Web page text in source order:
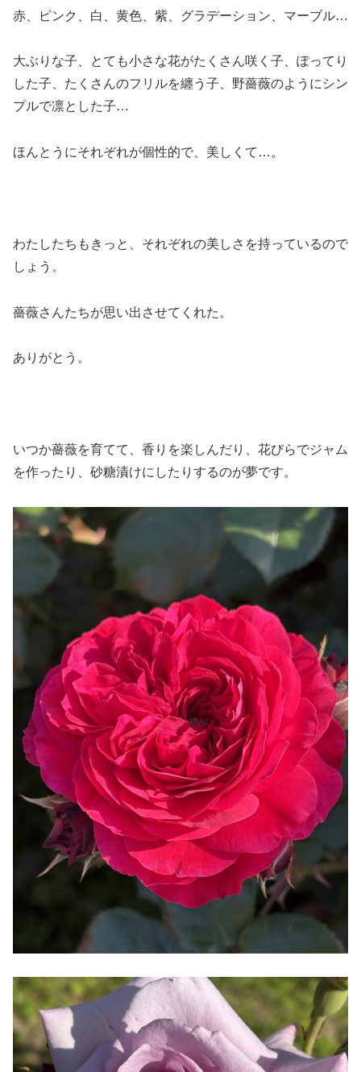
赤、ピンク、白、黄色、紫、グラデーション、マーブル…
大ぶりな子、とても小さな花がたくさん咲く子、ぽってり
した子、たくさんのフリルを纏う子、野薔薇のようにシン
プルで凛とした子…
ほんとうにそれぞれが個性的で、美しくて…。
わたしたちもきっと、それぞれの美しさを持っているので
しょう。
薔薇さんたちが思い出させてくれた。
ありがとう。
いつか薔薇を育てて、香りを楽しんだり、花びらでジャム
を作ったり、砂糖漬けにしたりするのが夢です。